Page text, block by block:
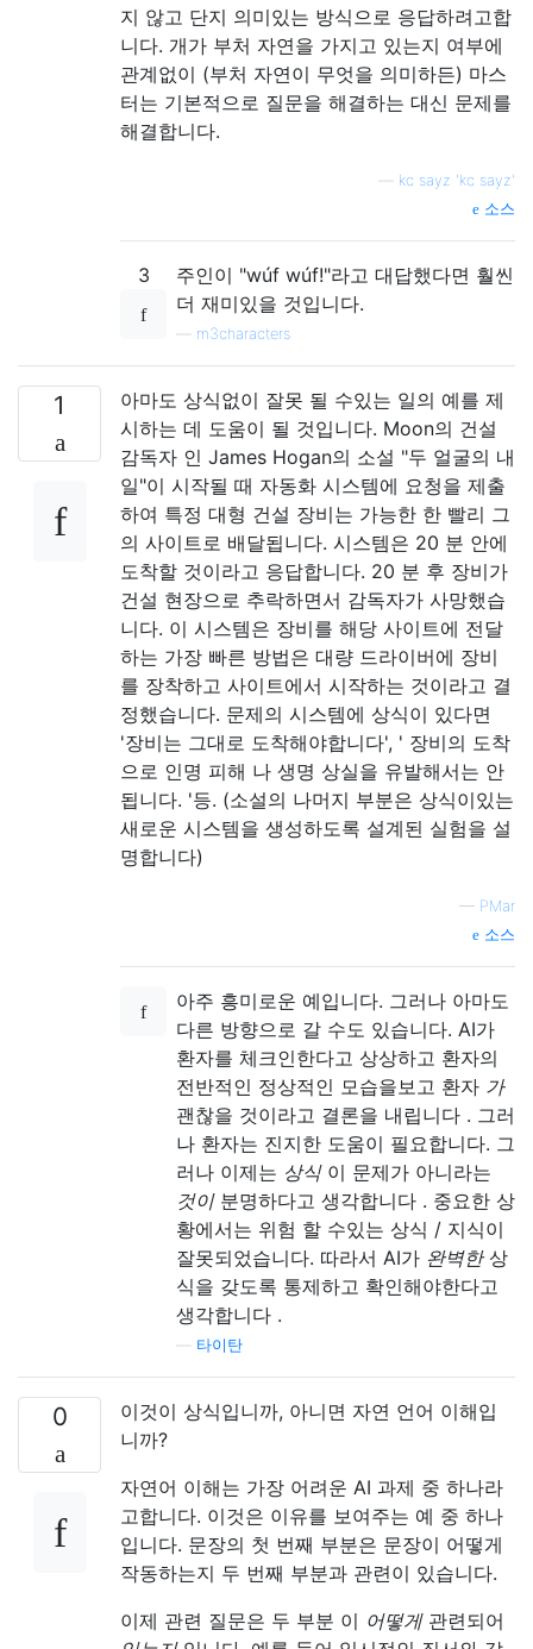
지 않고 단지 의미있는 방식으로 응답하려고합
니다. 개가 부처 자연을 가지고 있는지 여부에
관계없이 (부처 자연이 무엇을 의미하든) 마스
터는 기본적으로 질문을 해결하는 대신 문제를
해결합니다.
kc sayz 'kc sayz'
소스
3
주인이 "wúf wúf!"라고 대답했다면 훨씬
더 재미있을 것입니다.
m3characters
1
아마도 상식없이 잘못 될 수있는 일의 예를 제
시하는 데 도움이 될 것입니다. Moon의 건설
감독자 인 James Hogan의 소설 "두 얼굴의 내
일"이 시작될 때 자동화 시스템에 요청을 제출
하여 특정 대형 건설 장비는 가능한 한 빨리 그
의 사이트로 배달됩니다. 시스템은 20 분 안에
도착할 것이라고 응답합니다. 20 분 후 장비가
건설 현장으로 추락하면서 감독자가 사망했습
니다. 이 시스템은 장비를 해당 사이트에 전달
하는 가장 빠른 방법은 대량 드라이버에 장비
를 장착하고 사이트에서 시작하는 것이라고 결
정했습니다. 문제의 시스템에 상식이 있다면
'장비는 그대로 도착해야합니다', ' 장비의 도착
으로 인명 피해 나 생명 상실을 유발해서는 안
됩니다. '등. (소설의 나머지 부분은 상식이있는
새로운 시스템을 생성하도록 설계된 실험을 설
명합니다)
— PMar
소스
아주 흥미로운 예입니다. 그러나 아마도
다른 방향으로 갈 수도 있습니다. AI가
환자를 체크인한다고 상상하고 환자의
전반적인 정상적인 모습을보고 환자 가
괜찮을 것이라고 결론을 내립니다 . 그러
나 환자는 진지한 도움이 필요합니다. 그
러나 이제는 상식이 문제가 아니라는
것이분명하다고 생각합니다 . 중요한 상
황에서는 위험 할 수있는 상식 / 지식이
잘못되었습니다. 따라서 AI가 완벽한상
식을 갖도록 통제하고 확인해야한다고
생각합니다 .
타이탄
0
이것이 상식입니까, 아니면 자연 언어 이해입
니까?
자연어 이해는 가장 어려운 AI 과제 중 하나라
고합니다. 이것은 이유를 보여주는 예 중 하나
입니다. 문장의 첫 번째 부분은 문장이 어떻게
작동하는지 두 번째 부분과 관련이 있습니다.
이제 관련 질문은 두 부분 이 어떻게관련되어